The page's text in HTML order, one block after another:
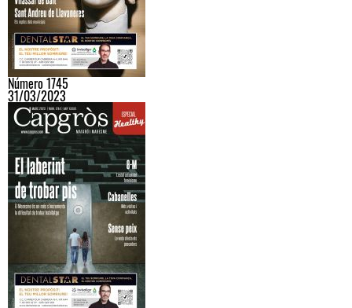
Número 1745
31/03/2023